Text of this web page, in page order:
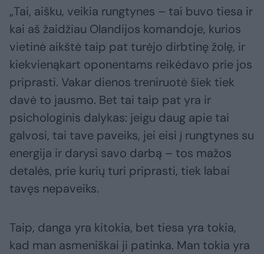
„Tai, aišku, veikia rungtynes – tai buvo tiesa ir
kai aš žaidžiau Olandijos komandoje, kurios
vietinė aikštė taip pat turėjo dirbtinę žolę, ir
kiekvienąkart oponentams reikėdavo prie jos
priprasti. Vakar dienos treniruotė šiek tiek
davė to jausmo. Bet tai taip pat yra ir
psichologinis dalykas: jeigu daug apie tai
galvosi, tai tave paveiks, jei eisi į rungtynes su
energija ir darysi savo darbą – tos mažos
detalės, prie kurių turi priprasti, tiek labai
tavęs nepaveiks.
Taip, danga yra kitokia, bet tiesa yra tokia,
kad man asmeniškai ji patinka. Man tokia yra